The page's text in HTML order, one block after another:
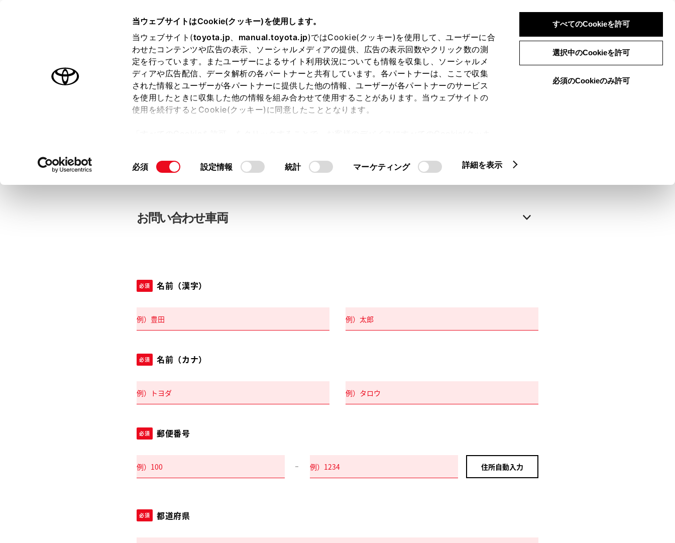
は必須です。
当ウェブサイトはCookie(クッキー)を使用します。
当ウェブサイト(toyota.jp、 manual.toyota.jp)ではCookie(クッキー)を使用して、ユーザーに合
わせたコンテンツや広告の表示、ソーシャルメディアの提供、広告の表示回数やクリック数の測
定を行っています。またユーザーによるサイト利用状況についても情報を収集し、ソーシャルメ
ディアや広告配信、データ解析の各パートナーと共有しています。各パートナーは、ここで収集
された情報とユーザーが各パートナーに提供した他の情報、ユーザーが各パートナーのサービス
を使用したときに収集した他の情報を組み合わせて使用することがあります。当ウェブサイトの
使用を続行するとCookie(クッキー)に同意したこととなります。
て」をご覧ください。
同
択
必須 設定情報 統計 マーケティング 詳細を表示
すべてのCookieを許可
選択中のCookieを許可
必須のCookieのみ許可
中古車：お問い合わせ
お客さま情報の入力 入力内容のご確認
ログインして自動入力
お問い合わせ車両
必須 名前（漢字）
必須 名前（カナ）
必須 郵便番号
住所自動入力
必須 都道府県